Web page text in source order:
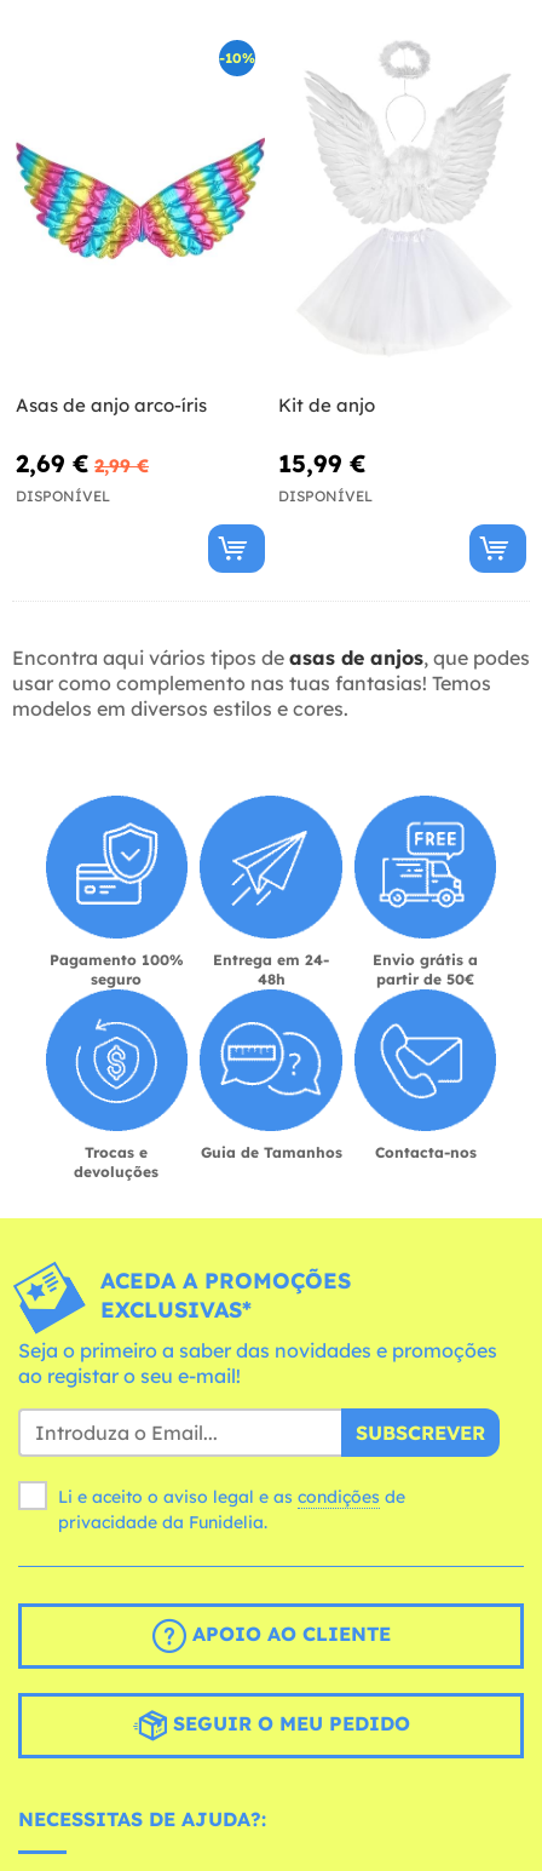
-10%
Asas de anjo arco-íris
2,69 € 2,99 €
DISPONÍVEL
Kit de anjo
15,99 €
DISPONÍVEL
Encontra aqui vários tipos de asas de anjos, que podes
usar como complemento nas tuas fantasias! Temos
modelos em diversos estilos e cores.
Pagamento 100%
seguro
Entrega em 24-
48h
Envio grátis a
partir de 50€
Trocas e
devoluções
Guia de Tamanhos Contacta-nos
ACEDA A PROMOÇÕES
EXCLUSIVAS*
Seja o primeiro a saber das novidades e promoções
ao registar o seu e-mail!
SUBSCREVER
Li e aceito o aviso legal e as condições
privacidade da Funidelia.
APOIO AO CLIENTE
SEGUIR O MEU PEDIDO
NECESSITAS DE AJUDA?: